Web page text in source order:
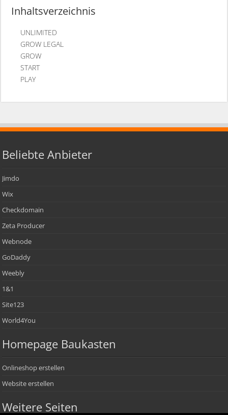
Inhaltsverzeichnis
UNLIMITED
GROW LEGAL
GROW
START
PLAY
Beliebte Anbieter
Jimdo
Wix
Checkdomain
Zeta Producer
Webnode
GoDaddy
Weebly
1&1
Site123
World4You
Homepage Baukasten
Onlineshop erstellen
Website erstellen
Weitere Seiten